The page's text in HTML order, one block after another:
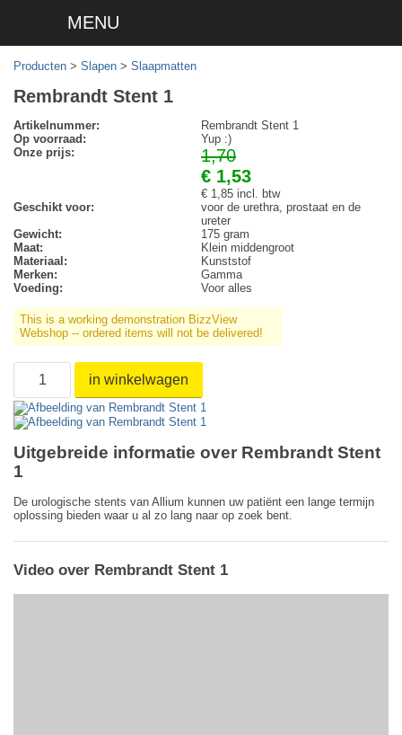
MENU
Producten > Slapen > Slaapmatten
Rembrandt Stent 1
Artikelnummer:
Rembrandt Stent 1
Op voorraad:
Yup :)
Onze prijs:
1,70
€ 1,53
€ 1,85 incl. btw
Geschikt voor:
voor de urethra, prostaat en de
ureter
Gewicht:
175 gram
Maat:
Klein middengroot
Materiaal:
Kunststof
Merken:
Gamma
Voeding:
Voor alles
This is a working demonstration BizzView
Webshop -- ordered items will not be delivered!
in winkelwagen
Uitgebreide informatie over Rembrandt Stent
1
De urologische stents van Allium kunnen uw patiënt een lange termijn
oplossing bieden waar u al zo lang naar op zoek bent.
Video over Rembrandt Stent 1